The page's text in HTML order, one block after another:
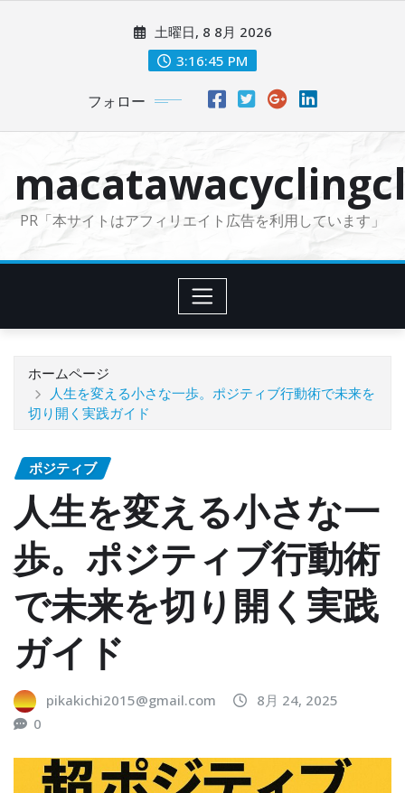
に
土曜日, 8 8月 2026
3:16:47 PM
フォロー
PR「本サイトはアフィリエイト広告を利用しています」
ホームページ
人生を変える小さな一歩。ポジティブ行動術で未来を
切り開く実践ガイド
ポジティブ
人生を変える小さな一
歩。ポジティブ行動術
で未来を切り開く実践
ガイド
pikakichi2015@gmail.com
8月 24, 2025
0